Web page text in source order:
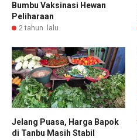
Bumbu Vaksinasi Hewan
Peliharaan
2 tahun lalu
Jelang Puasa, Harga Bapok
di Tanbu Masih Stabil